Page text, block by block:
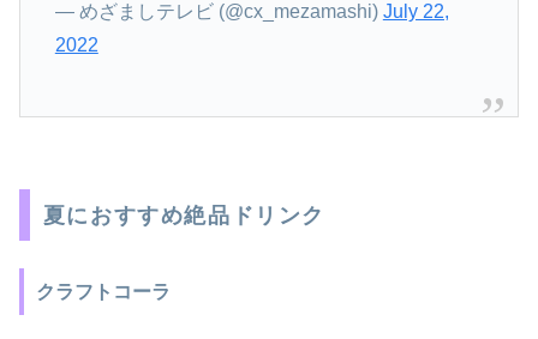
— めざましテレビ (@cx_mezamashi) July 22,
2022
夏におすすめ絶品ドリンク
クラフトコーラ